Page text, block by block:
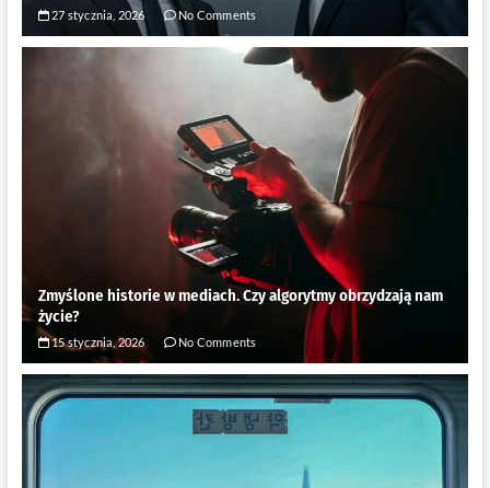
27 stycznia, 2026 No Comments
Zmyślone historie w mediach. Czy algorytmy obrzydzają nam
życie?
15 stycznia, 2026 No Comments